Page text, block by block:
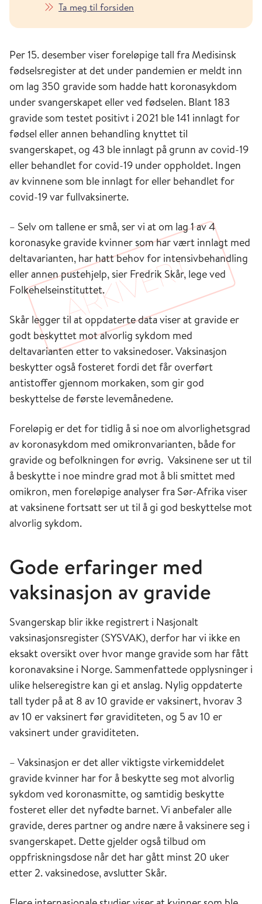
Ta meg til forsiden
Per 15. desember viser foreløpige tall fra Medisinsk
fødselsregister at det under pandemien er meldt inn
om lag 350 gravide som hadde hatt koronasykdom
under svangerskapet eller ved fødselen. Blant 183
gravide som testet positivt i 2021 ble 141 innlagt for
fødsel eller annen behandling knyttet til
svangerskapet, og 43 ble innlagt på grunn av covid-19
eller behandlet for covid-19 under oppholdet. Ingen
av kvinnene som ble innlagt for eller behandlet for
covid-19 var fullvaksinerte.
– Selv om tallene er små, ser vi at om lag 1 av 4
koronasyke gravide kvinner som har vært innlagt med
deltavarianten, har hatt behov for intensivbehandling
eller annen pustehjelp, sier Fredrik Skår, lege ved
Folkehelseinstituttet.
Skår legger til at oppdaterte data viser at gravide er
godt beskyttet mot alvorlig sykdom med
deltavarianten etter to vaksinedoser. Vaksinasjon
beskytter også fosteret fordi det får overført
antistoffer gjennom morkaken, som gir god
beskyttelse de første levemånedene.
Foreløpig er det for tidlig å si noe om alvorlighetsgrad
av koronasykdom med omikronvarianten, både for
gravide og befolkningen for øvrig. Vaksinene ser ut til
å beskytte i noe mindre grad mot å bli smittet med
omikron, men foreløpige analyser fra Sør-Afrika viser
at vaksinene fortsatt ser ut til å gi god beskyttelse mot
alvorlig sykdom.
Gode erfaringer med
vaksinasjon av gravide
Svangerskap blir ikke registrert i Nasjonalt
vaksinasjonsregister (SYSVAK), derfor har vi ikke en
eksakt oversikt over hvor mange gravide som har fått
koronavaksine i Norge. Sammenfattede opplysninger i
ulike helseregistre kan gi et anslag. Nylig oppdaterte
tall tyder på at 8 av 10 gravide er vaksinert, hvorav 3
av 10 er vaksinert før graviditeten, og 5 av 10 er
vaksinert under graviditeten.
– Vaksinasjon er det aller viktigste virkemiddelet
gravide kvinner har for å beskytte seg mot alvorlig
sykdom ved koronasmitte, og samtidig beskytte
fosteret eller det nyfødte barnet. Vi anbefaler alle
gravide, deres partner og andre nære å vaksinere seg i
svangerskapet. Dette gjelder også tilbud om
oppfriskningsdose når det har gått minst 20 uker
etter 2. vaksinedose, avslutter Skår.